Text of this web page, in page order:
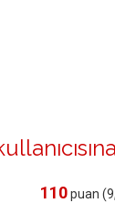
110puan (